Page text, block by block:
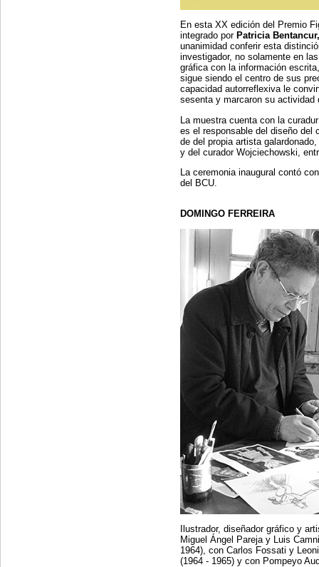
En esta XX edición del Premio
integrado por Patricia Bentancur,
unanimidad conferir esta
investigador, no solamente en
gráfica con la información
sigue siendo el centro de sus
capacidad autorreflexiva le
sesenta y marcaron su actividad
La muestra cuenta con la
es el responsable del diseño del
de del propia artista
y del curador Wojciechowski,
La ceremonia inaugural contó
del BCU.
DOMINGO FERREIRA
Ilustrador, diseñador gráfico y
Miguel Ángel Pareja y Luis
1964), con Carlos Fossati y
(1964 - 1965) y con Pompeyo